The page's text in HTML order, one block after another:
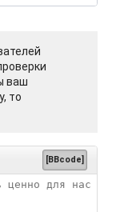
ваш
то
[BBcode]